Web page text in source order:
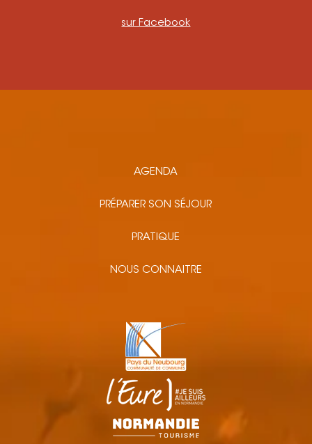
sur Facebook
AGENDA
PRÉPARER SON SÉJOUR
PRATIQUE
NOUS CONNAITRE